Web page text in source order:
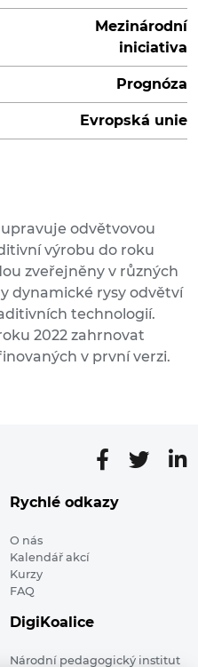
Mezinárodní
iniciativa
Prognóza
Evropská unie
odvětvovou
výrobu do roku
zveřejněny v různých
dynamické rysy odvětví
technologií.
2022 zahrnovat
v první verzi.
Rychlé odkazy
O nás
Kalendář akcí
Kurzy
FAQ
DigiKoalice
Národní pedagogický institut